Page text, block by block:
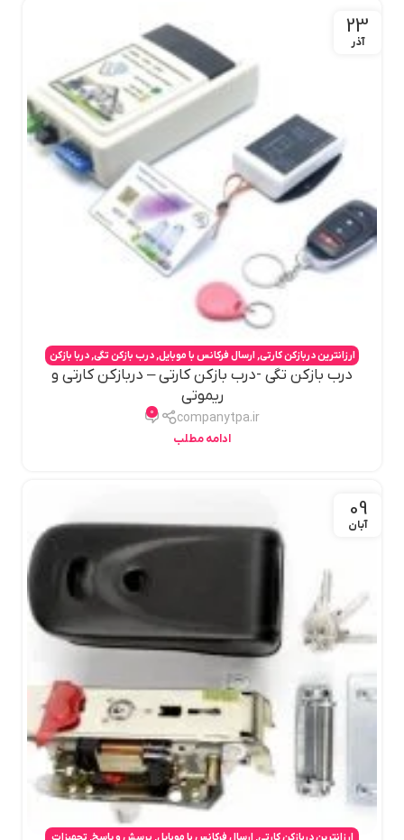
23
آذر
ارزانترین دربازکن کارتی, ارسال فرکانس با موبایل,درب بازکن تگی,دربا بازکن
تگی,دربازکن درب حیاط ,دربازکن کارتی,دربازکن کارتی غیر قابل کپی,دربازکن
مبدل موبایل به ریموت
درب بازکن تگی -درب بازکن کارتی – دربازکن کارتی و
ریموتی
companytpa.ir
0
ادامه مطلب
09
آبان